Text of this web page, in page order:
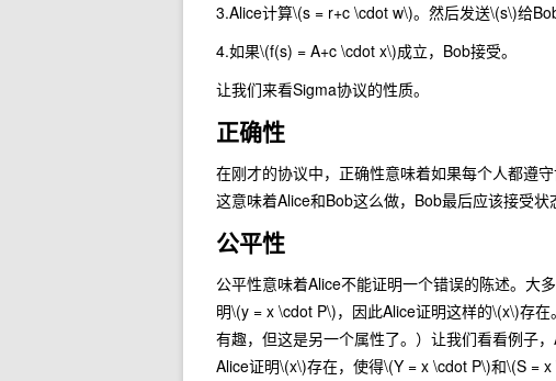
3.Alice计算\(s = r+c \cdot w\)。然后发送\(s\)给
4.如果\(f(s) = A+c \cdot x\)成立，Bob接受。
让我们来看Sigma协议的性质。
正确性
在刚才的协议中，正确性意味着如果每个人都遵
这意味着Alice和Bob这么做，Bob最后应该接受状
公平性
公平性意味着Alice不能证明一个错误的陈述。大
明\(y = x \cdot P\)，因此Alice证明这样的\(x\)存在
有趣，但这是另一个属性了。）让我们看看例子
Alice证明\(x\)存在，使得\(Y = x \cdot P\)和\(S =